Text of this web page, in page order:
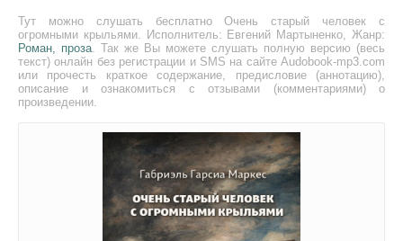
Тут можно слушать бесплатно Очень старый человек с
огромными крыльями. Исполнитель: Евгений Мартыненко, Жанр:
Роман, проза. Так же Вы можете слушать полную версию (весь
текст) онлайн без регистрации и SMS на сайте Audobook-mp3.com
или прочесть краткое содержание, предисловие (аннотацию),
описание и ознакомиться с отзывами (комментариями) о
произведении.